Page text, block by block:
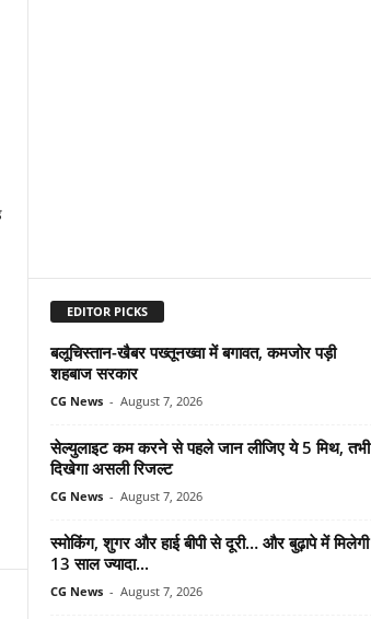
EDITOR PICKS
बलूचिस्तान-खैबर पख्तूनख्वा में बगावत, कमजोर पड़ी
शहबाज सरकार
CG News - August 7, 2026
सेल्युलाइट कम करने से पहले जान लीजिए ये 5 मिथ, तभी
दिखेगा असली रिजल्ट
CG News - August 7, 2026
स्मोकिंग, शुगर और हाई बीपी से दूरी… और बुढ़ापे में मिलेगी
13 साल ज्यादा...
CG News - August 7, 2026